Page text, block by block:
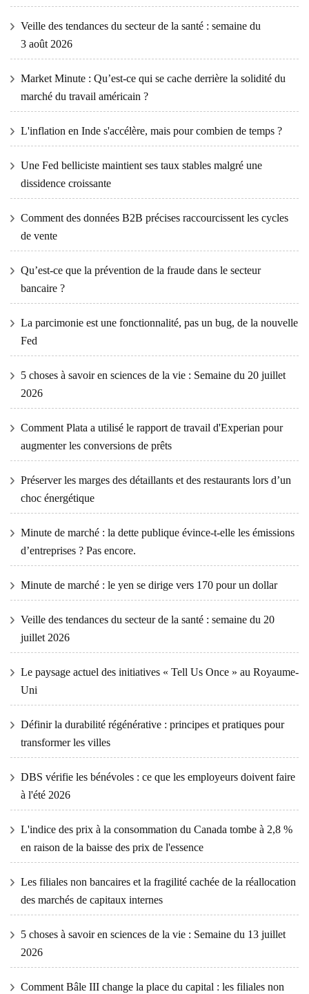
Veille des tendances du secteur de la santé : semaine du
3 août 2026
Market Minute : Qu’est-ce qui se cache derrière la solidité du
marché du travail américain ?
L'inflation en Inde s'accélère, mais pour combien de temps ?
Une Fed belliciste maintient ses taux stables malgré une
dissidence croissante
Comment des données B2B précises raccourcissent les cycles
de vente
Qu’est-ce que la prévention de la fraude dans le secteur
bancaire ?
La parcimonie est une fonctionnalité, pas un bug, de la nouvelle
Fed
5 choses à savoir en sciences de la vie : Semaine du 20 juillet
2026
Comment Plata a utilisé le rapport de travail d'Experian pour
augmenter les conversions de prêts
Préserver les marges des détaillants et des restaurants lors d’un
choc énergétique
Minute de marché : la dette publique évince-t-elle les émissions
d’entreprises ? Pas encore.
Minute de marché : le yen se dirige vers 170 pour un dollar
Veille des tendances du secteur de la santé : semaine du 20
juillet 2026
Le paysage actuel des initiatives « Tell Us Once » au Royaume-
Uni
Définir la durabilité régénérative : principes et pratiques pour
transformer les villes
DBS vérifie les bénévoles : ce que les employeurs doivent faire
à l'été 2026
L'indice des prix à la consommation du Canada tombe à 2,8 %
en raison de la baisse des prix de l'essence
Les filiales non bancaires et la fragilité cachée de la réallocation
des marchés de capitaux internes
5 choses à savoir en sciences de la vie : Semaine du 13 juillet
2026
Comment Bâle III change la place du capital : les filiales non